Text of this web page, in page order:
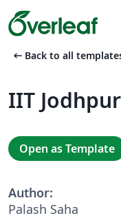
arrow_left_alt Back to all
IIT
Open as Template
Author:
Palash Saha